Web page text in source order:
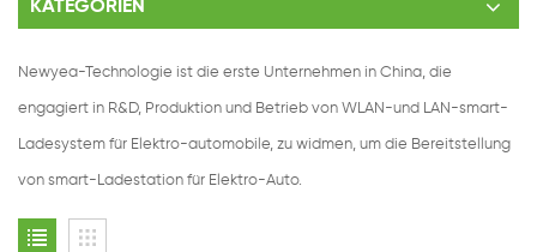
KATEGORIEN
Newyea-Technologie ist die erste Unternehmen in China, die
engagiert in R&D, Produktion und Betrieb von WLAN-und LAN-smart-
Ladesystem für Elektro-automobile, zu widmen, um die Bereitstellung
von smart-Ladestation für Elektro-Auto.